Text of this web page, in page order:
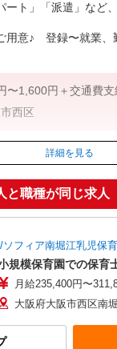
ート」「派遣」など
用意♪ 登録〜就業、
〜1,600円＋交通費支
ご経験等により考慮
西区
掲載期間終了
詳細を見る
と職種が同じ求人
フィア南堀江乳児保
規模保育園での保育
月給235,400円〜
大阪府大阪市西区南